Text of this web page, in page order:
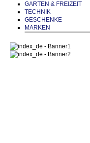
GARTEN & FREIZEIT
TECHNIK
GESCHENKE
MARKEN